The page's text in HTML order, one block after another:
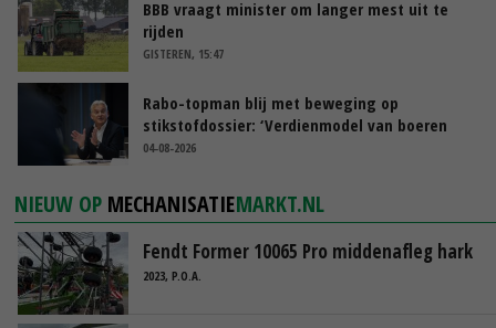
BBB vraagt minister om langer mest uit te
rijden
GISTEREN, 15:47
Rabo-topman blij met beweging op
stikstofdossier: ‘Verdienmodel van boeren
blijft cruciaal’
04-08-2026
NIEUW OP MECHANISATIEMARKT.NL
Fendt Former 10065 Pro middenafleg hark
2023, P.O.A.